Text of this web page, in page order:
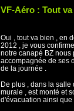
VF-Aéro : Tout
Oui , tout va bien , en
2012 , je vous
notre canapé BZ nous
accompagnée de ses
de la journée .
De plus , dans la
murale , est monté et
d'évacuation ainsi que